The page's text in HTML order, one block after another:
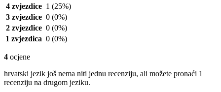
4 zvjezdice 1 (25%)
3 zvjezdice 0 (0%)
2 zvjezdice 0 (0%)
1 zvjezdica 0 (0%)
4 ocjene
hrvatski jezik još nema niti jednu recenziju, ali možete pronaći 1
recenziju na drugom jeziku.